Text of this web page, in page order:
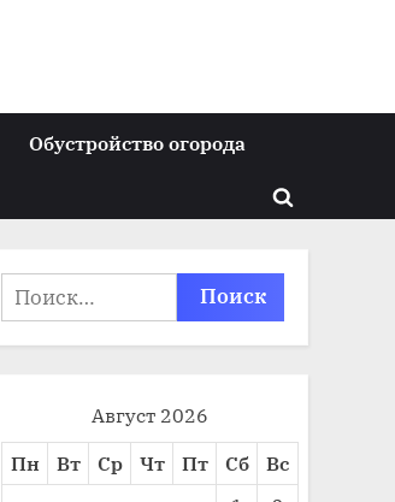
Обустройство огорода
Toggle
form
Найти:
Август 2026
Пн
Вт Ср Чт Пт Сб
Вс